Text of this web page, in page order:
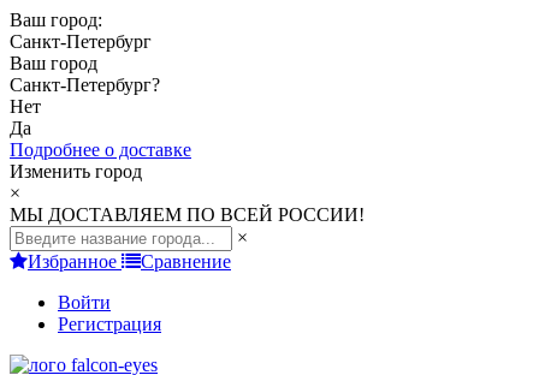
Ваш город:
Санкт-Петербург
Ваш город
Санкт-Петербург?
Нет
Да
Подробнее о доставке
Изменить город
×
МЫ ДОСТАВЛЯЕМ ПО ВСЕЙ РОССИИ!
×
Избранное
Сравнение
Войти
Регистрация